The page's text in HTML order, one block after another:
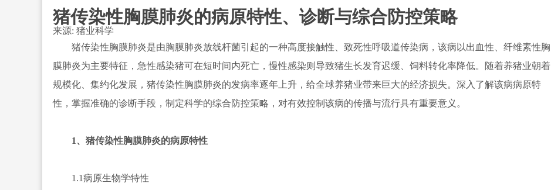
猪传染性胸膜肺炎的病原特性、诊断与综合防控策略
来源: 猪业科学
猪传染性胸膜肺炎是由胸膜肺炎放线杆菌引起的一种高度接触性、致死性呼吸道传染病，该病以出血性、纤维素性胸
膜肺炎为主要特征，急性感染猪可在短时间内死亡，慢性感染则导致猪生长发育迟缓、饲料转化率降低。随着养猪业朝着
规模化、集约化发展，猪传染性胸膜肺炎的发病率逐年上升，给全球养猪业带来巨大的经济损失。深入了解该病病原特
性，掌握准确的诊断手段，制定科学的综合防控策略，对有效控制该病的传播与流行具有重要意义。
1、猪传染性胸膜肺炎的病原特性
1.1病原生物学特性